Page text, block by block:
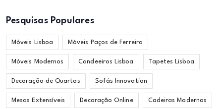
Pesquisas Populares
Móveis Lisboa Móveis Paços de Ferreira
Móveis Modernos Candeeiros Lisboa Tapetes Lisboa
Decoração de Quartos Sofás Innovation
Mesas Extensíveis Decoração Online Cadeiras Modernas